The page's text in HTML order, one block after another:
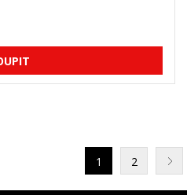
1 2